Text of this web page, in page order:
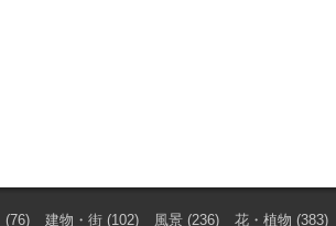
(76) 建物・街 (102) 風景 (236) 花・植物 (383)